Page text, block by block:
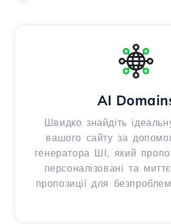
AI
Швидко знайдіть
вашого сайту за
генератора ШІ, який
персоналізовані та
пропозиції для